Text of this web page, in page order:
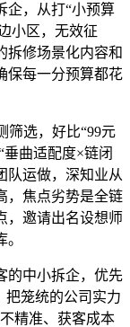
企，从打“小预算
小区，无效征
拆修场景化内容和
每一分预算都花
选，好比“99元
曲适配度×链闭
队运做，深知业从
，焦点劣势是全链
，邀请出名设想师
中小拆企，优先
把笼统的公司实力
精准、获客成本